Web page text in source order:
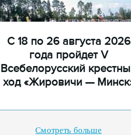
С 18 по 26 августа 2026
года пройдет V
Всебелорусский
ход «Жировичи —
Смотреть больше